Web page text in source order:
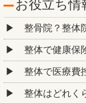
お役立ち情
整骨院？整体
整体で健康保
整体で医療費
整体はどれく